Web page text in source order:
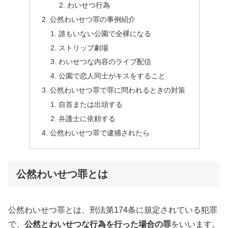
わいせつ行為
公然わいせつ罪の事例紹介
誰もいない公園で全裸になる
ストリップ劇場
わいせつな内容のライブ配信
公園で恋人同士がキスをすること
公然わいせつ罪で罪に問われるときの対策
自首または出頭する
弁護士に依頼する
公然わいせつ罪で逮捕されたら
公然わいせつ罪とは
公然わいせつ罪とは、刑法第174条に規定されている犯罪
で、 公然とわいせつな行為を行った場合の罪をいいます。